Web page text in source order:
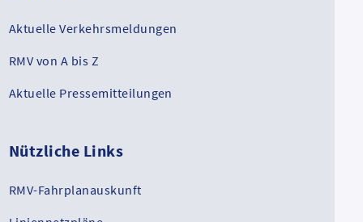
Aktuelle Verkehrsmeldungen
RMV von A bis Z
Aktuelle Pressemitteilungen
Nützliche Links
RMV-Fahrplanauskunft